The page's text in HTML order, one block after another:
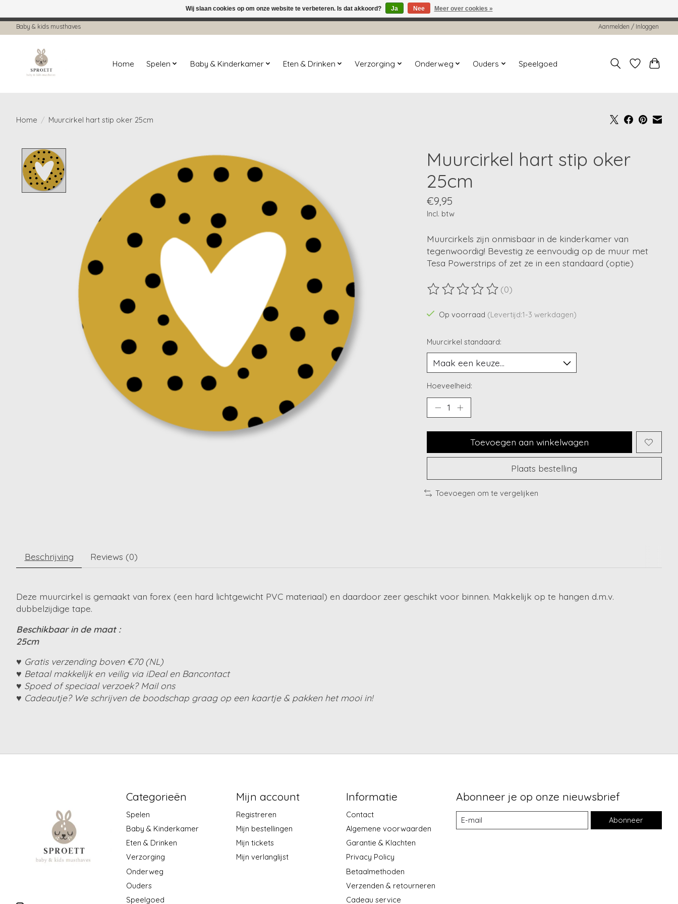
Baby & kids musthaves Aanmelden / Inloggen
Home Spelen Baby & Kinderkamer Eten & Drinken Verzorging Onderweg Ouders Speelgoed
Home / Muurcirkel hart stip oker 25cm
Product image slideshow Items
Muurcirkel hart stip oker
25cm
€9,95
Incl. btw
Muurcirkels zijn onmisbaar in de kinderkamer van
tegenwoordig! Bevestig ze eenvoudig op de muur met
Tesa Powerstrips of zet ze in een standaard (optie)
De beoordeling van dit product is
(0)
Op voorraad (Levertijd:1-3 werkdagen)
Muurcirkel standaard:
Hoeveelheid:
Toevoegen aan winkelwagen
Plaats bestelling
Toevoegen om te vergelijken
Beschrijving Reviews (0)
Deze muurcirkel is gemaakt van forex (een hard lichtgewicht PVC materiaal) en daardoor zeer geschikt voor binnen. Makkelijk op te hangen d.m.v.
dubbelzijdige tape.
Beschikbaar in de maat :
25cm
♥ Gratis verzending boven €70 (NL)
♥ Betaal makkelijk en veilig via iDeal en Bancontact
♥ Spoed of speciaal verzoek? Mail ons
♥ Cadeautje? We schrijven de boodschap graag op een kaartje & pakken het mooi in!
Categorieën
Spelen
Baby & Kinderkamer
Eten & Drinken
Verzorging
Onderweg
Ouders
Speelgoed
Mijn account
Registreren
Mijn bestellingen
Mijn tickets
Mijn verlanglijst
Informatie
Contact
Algemene voorwaarden
Garantie & Klachten
Privacy Policy
Betaalmethoden
Verzenden & retourneren
Cadeau service
Abonneer je op onze nieuwsbrief
Abonneer
Wij slaan cookies op om onze website te verbeteren. Is dat akkoord? Ja Nee Meer over cookies »
← Keer terug naar de backofficeDeze winkel is in aanbouw. Eventueel geplaatste orders zullen niet worden gehonoreerd of verwerkt.